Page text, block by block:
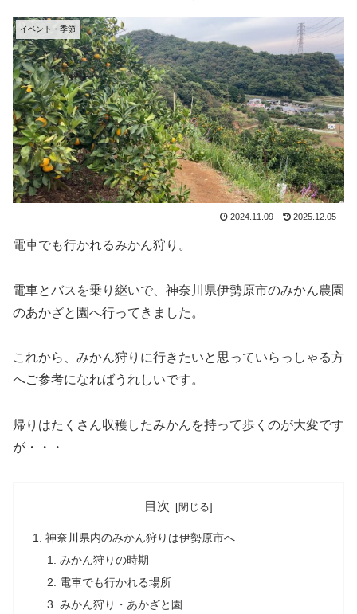
イベント・季節
2024.11.09 2025.12.05
電車でも行かれるみかん狩り。
電車とバスを乗り継いで、神奈川県伊勢原市のみかん農園
のあかざと園へ行ってきました。
これから、みかん狩りに行きたいと思っていらっしゃる方
へご参考になればうれしいです。
帰りはたくさん収穫したみかんを持って歩くのが大変です
が・・・
目次
神奈川県内のみかん狩りは伊勢原市へ
みかん狩りの時期
電車でも行かれる場所
みかん狩り・あかざと園